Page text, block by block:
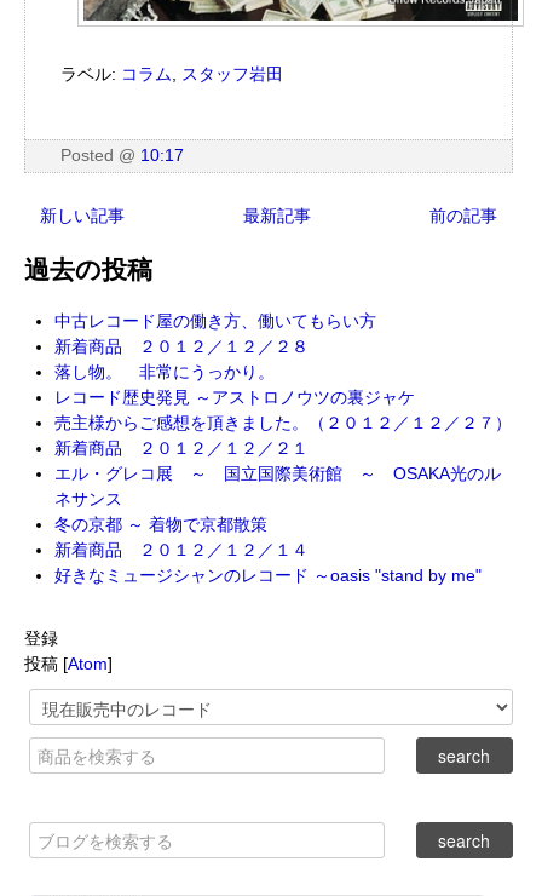
ラベル: コラム スタッフ岩田
Posted @ 10:17
新しい記事 最新記事 前の記事
過去の投稿
中古レコード屋の働き方、働いてもらい方
新着商品 ２０１２／１２／２８
落し物。 非常にうっかり。
レコード歴史発見 ～アストロノウツの裏ジャケ
売主様からご感想を頂きました。（２０１２／１２／２７）
新着商品 ２０１２／１２／２１
エル・グレコ展 ～ 国立国際美術館 ～ OSAKA光のル
ネサンス
冬の京都 ～ 着物で京都散策
新着商品 ２０１２／１２／１４
好きなミュージシャンのレコード ～oasis "stand by me"
登録
投稿 [Atom]